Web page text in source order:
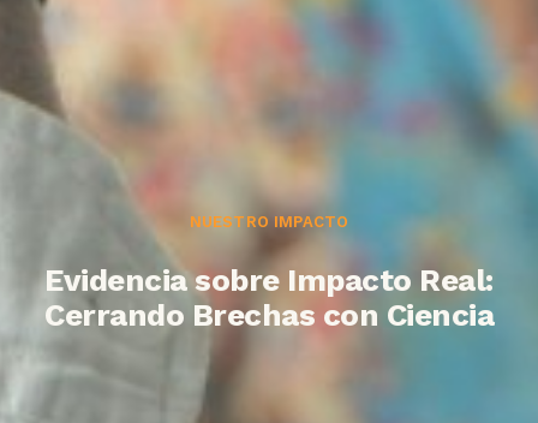
NUESTRO IMPACTO
Evidencia sobre Impacto Real:
Cerrando Brechas con Ciencia